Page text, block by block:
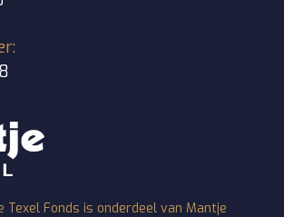
Texel Fonds is onderdeel van Mantje